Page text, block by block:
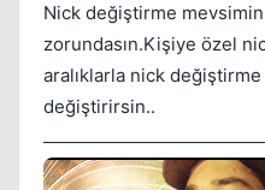
Nick değiştirme
zorundasın.Kişiye özel
aralıklarla nick
değiştirirsin..